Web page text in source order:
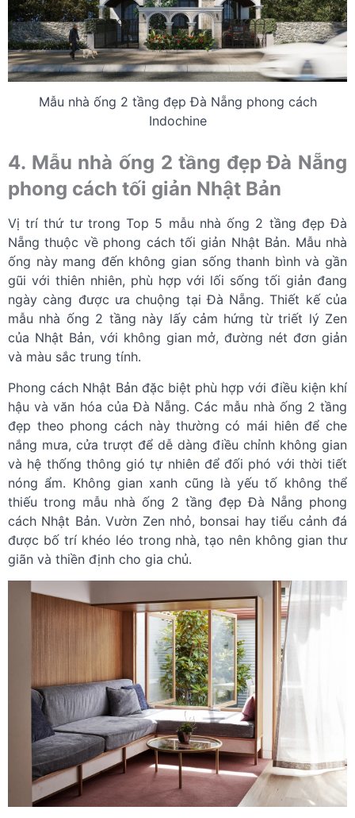
Mẫu nhà ống 2 tầng đẹp Đà Nẵng phong cách
Indochine
4. Mẫu nhà ống 2 tầng đẹp Đà Nẵng
phong cách tối giản Nhật Bản
Vị trí thứ tư trong Top 5 mẫu nhà ống 2 tầng đẹp Đà
Nẵng thuộc về phong cách tối giản Nhật Bản. Mẫu nhà
ống này mang đến không gian sống thanh bình và gần
gũi với thiên nhiên, phù hợp với lối sống tối giản đang
ngày càng được ưa chuộng tại Đà Nẵng.Thiết kế của
mẫu nhà ống 2 tầng này lấy cảm hứng từ triết lý Zen
của Nhật Bản, với không gian mở, đường nét đơn giản
và màu sắc trung tính.
Phong cách Nhật Bản đặc biệt phù hợp với điều kiện khí
hậu và văn hóa của Đà Nẵng. Các mẫu nhà ống 2 tầng
đẹp theo phong cách này thường có mái hiên để che
nắng mưa, cửa trượt để dễ dàng điều chỉnh không gian
và hệ thống thông gió tự nhiên để đối phó với thời tiết
nóng ẩm. Không gian xanh cũng là yếu tố không thể
thiếu trong mẫu nhà ống 2 tầng đẹp Đà Nẵng phong
cách Nhật Bản. Vườn Zen nhỏ, bonsai hay tiểu cảnh đá
được bố trí khéo léo trong nhà, tạo nên không gian thư
giãn và thiền định cho gia chủ.